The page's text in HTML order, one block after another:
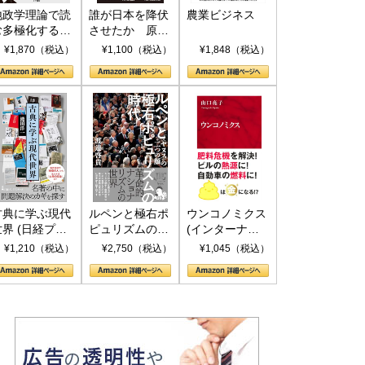
政学理論で読
多極化する世
トランプと
¥1,870（税込）
誰が日本を降伏
させたか 原爆
投下、ソ連参
(PHP新書)
¥1,100（税込）
農業ビジネス
¥1,848（税込）
典に学ぶ現代
界 (日経プレ
アシリーズ)
¥1,210（税込）
ルペンと極右ポ
ピュリズムの時
代：〈ヤヌス〉
¥2,750（税込）
ウンコノミクス
(インターナシ
ョナル新書)
¥1,045（税込）